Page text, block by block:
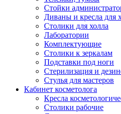
Стойки
Диваны и кресла для
Столики для холла
Лаборатории
Комплектующие
Столики к зеркалам
Подставки под ноги
Стерилизация и
Стулья для мастеров
Кабинет косметолога
Кресла
Столики рабочие